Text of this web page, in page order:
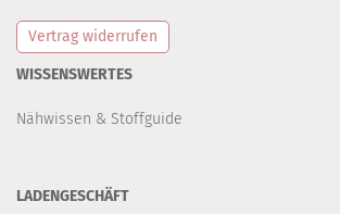
Vertrag widerrufen
WISSENSWERTES
Nähwissen & Stoffguide
LADENGESCHÄFT